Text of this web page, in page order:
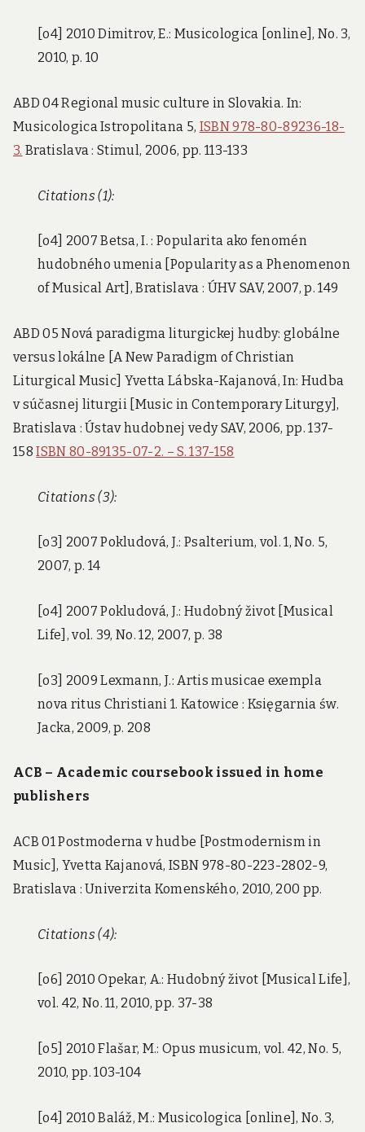
[o4] 2010 Dimitrov, E.: Musicologica [online], No. 3,
2010, p. 10
ABD 04 Regional music culture in Slovakia. In:
Musicologica Istropolitana 5, ISBN 978-80-89236-18-
3. Bratislava : Stimul, 2006, pp. 113-133
Citations (1):
[o4] 2007 Betsa, I. : Popularita ako fenomén
hudobného umenia [Popularity as a Phenomenon
of Musical Art], Bratislava : ÚHV SAV, 2007, p. 149
ABD 05 Nová paradigma liturgickej hudby: globálne
versus lokálne [A New Paradigm of Christian
Liturgical Music] Yvetta Lábska-Kajanová, In: Hudba
v súčasnej liturgii [Music in Contemporary Liturgy],
Bratislava : Ústav hudobnej vedy SAV, 2006, pp. 137-
158ISBN 80-89135-07-2. – S. 137-158
Citations (3):
[o3] 2007 Pokludová, J.: Psalterium, vol. 1, No. 5,
2007, p. 14
[o4] 2007 Pokludová, J.: Hudobný život [Musical
Life], vol. 39, No. 12, 2007, p. 38
[o3] 2009 Lexmann, J.: Artis musicae exempla
nova ritus Christiani 1. Katowice : Księgarnia św.
Jacka, 2009, p. 208
ACB – Academic coursebook issued in home
publishers
ACB 01 Postmoderna v hudbe [Postmodernism in
Music], Yvetta Kajanová, ISBN 978-80-223-2802-9,
Bratislava : Univerzita Komenského, 2010, 200 pp.
Citations (4):
[o6] 2010 Opekar, A.: Hudobný život [Musical Life],
vol. 42, No. 11, 2010, pp. 37-38
[o5] 2010 Flašar, M.: Opus musicum, vol. 42, No. 5,
2010, pp. 103-104
[o4] 2010 Baláž, M.: Musicologica [online], No. 3,